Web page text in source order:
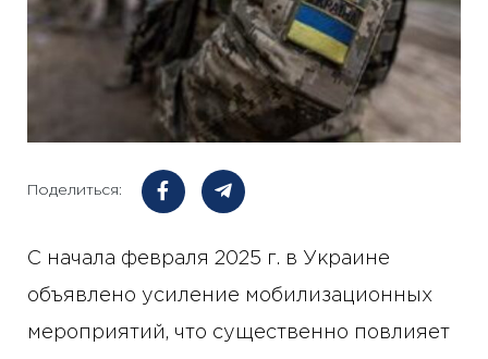
Поделиться:
С начала февраля 2025 г. в Украине
объявлено усиление мобилизационных
мероприятий, что существенно повлияет